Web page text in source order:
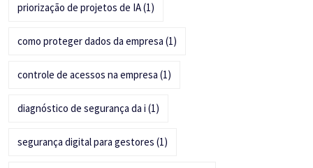
priorização de projetos de IA(1)
como proteger dados da empresa (1)
controle de acessos na empresa (1)
diagnóstico de segurança da i (1)
segurança digital para gestores (1)